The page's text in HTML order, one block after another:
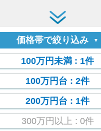
価格帯で絞り込み
100万円未満 : 1件
100万円台 : 2件
200万円台 : 1件
300万円以上 : 0件